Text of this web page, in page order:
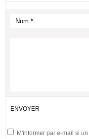
M'informer par e-mail si